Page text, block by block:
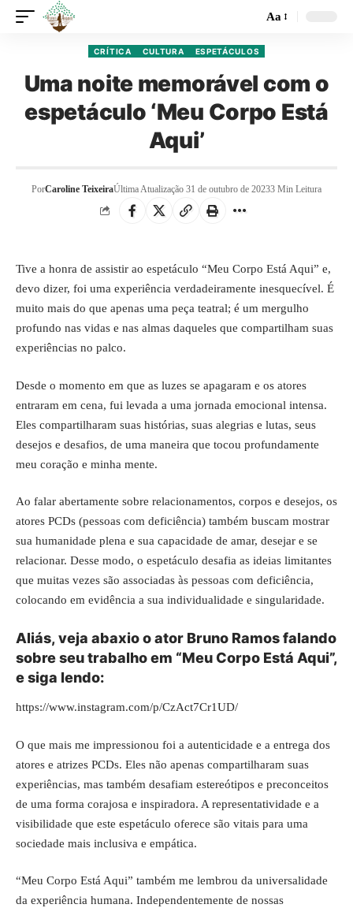
Aa
CRÍTICA CULTURA ESPETÁCULOS
Uma noite memorável com o
espetáculo ‘Meu Corpo Está
Aqui’
PorCaroline TeixeiraÚltima Atualização 31 de outubro de 20233 Min Leitura
Tive a honra de assistir ao espetáculo “Meu Corpo Está Aqui” e,
devo dizer, foi uma experiência verdadeiramente inesquecível. É
muito mais do que apenas uma peça teatral; é um mergulho
profundo nas vidas e nas almas daqueles que compartilham suas
experiências no palco.
Desde o momento em que as luzes se apagaram e os atores
entraram em cena, fui levada a uma jornada emocional intensa.
Eles compartilharam suas histórias, suas alegrias e lutas, seus
desejos e desafios, de uma maneira que tocou profundamente
meu coração e minha mente.
Ao falar abertamente sobre relacionamentos, corpos e desejos, os
atores PCDs (pessoas com deficiência) também buscam mostrar
sua humanidade plena e sua capacidade de amar, desejar e se
relacionar. Desse modo, o espetáculo desafia as ideias limitantes
que muitas vezes são associadas às pessoas com deficiência,
colocando em evidência a sua individualidade e singularidade.
Aliás, veja abaxio o ator Bruno Ramos falando
sobre seu trabalho em “Meu Corpo Está Aqui”,
e siga lendo:
https://www.instagram.com/p/CzAct7Cr1UD/
O que mais me impressionou foi a autenticidade e a entrega dos
atores e atrizes PCDs. Eles não apenas compartilharam suas
experiências, mas também desafiam estereótipos e preconceitos
de uma forma corajosa e inspiradora. A representatividade e a
visibilidade que este espetáculo oferece são vitais para uma
sociedade mais inclusiva e empática.
“Meu Corpo Está Aqui” também me lembrou da universalidade
da experiência humana. Independentemente de nossas